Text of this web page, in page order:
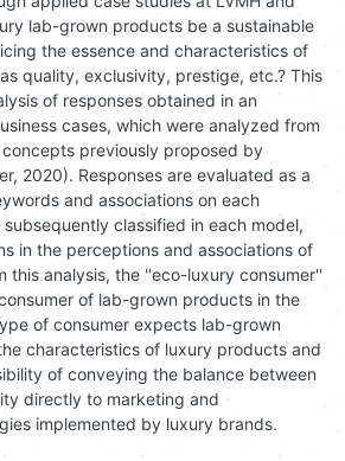
lab-grown products be a sustainable
the essence and characteristics of
quality, exclusivity, prestige, etc.? This
of responses obtained in an
cases, which were analyzed from
previously proposed by
2020). Responses are evaluated as a
and associations on each
classified in each model,
in the perceptions and associations of
this analysis, the ''eco-luxury consumer''
of lab-grown products in the
of consumer expects lab-grown
characteristics of luxury products and
of conveying the balance between
directly to marketing and
implemented by luxury brands.